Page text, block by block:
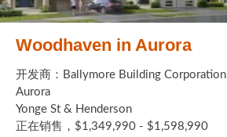
Woodhaven in Aurora
开发商：Ballymore Building Corporation
Aurora
Yonge St & Henderson
正在销售，$1,349,990 - $1,598,990